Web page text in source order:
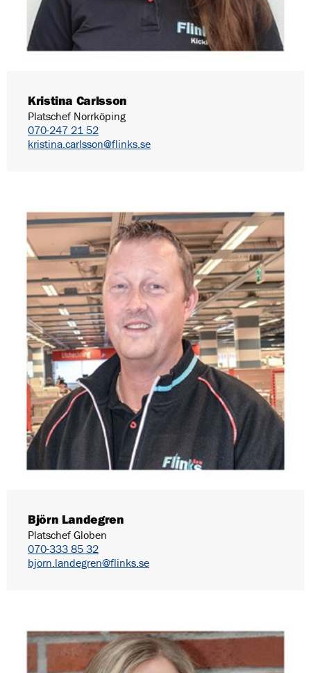
Kristina Carlsson
Platschef Norrköping
070-247 21 52
kristina.carlsson@flinks.se
Björn Landegren
Platschef Globen
070-333 85 32
bjorn.landegren@flinks.se